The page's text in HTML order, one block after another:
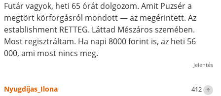
Futár vagyok, heti 65 órát dolgozom. Amit Puzsér a
megtört körforgásról mondott — az megérintett. Az
establishment RETTEG. Láttad Mészáros szemében.
Most regisztráltam. Ha napi 8000 forint is, az heti 56
000, ami most nincs meg.
Jelentés
412
Nyugdíjas_Ilona